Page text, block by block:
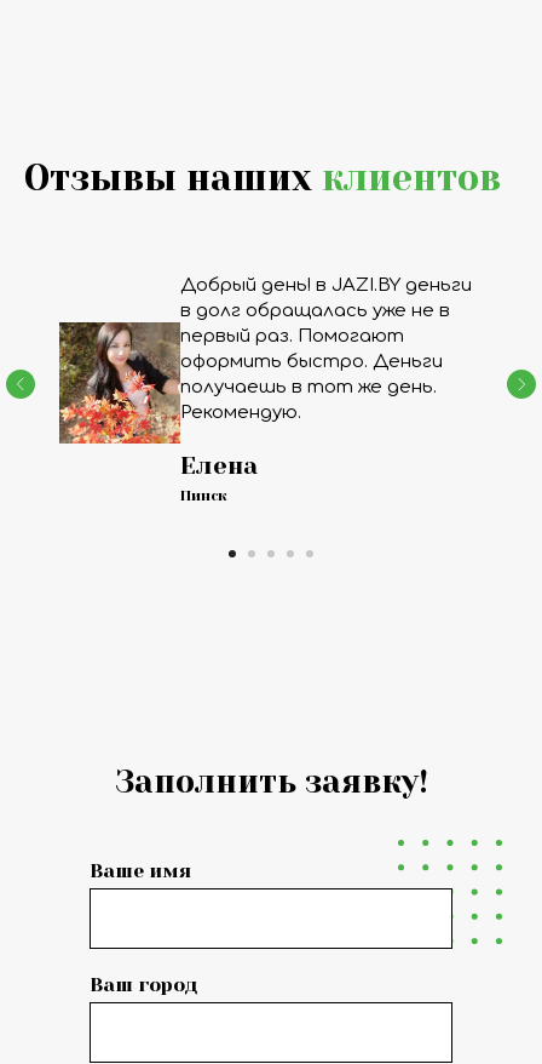
Отзывы наших клиентов
Добрый день! в JAZI.BY деньги
в долг обращалась уже не в
первый раз. Помогают
оформить быстро. Деньги
получаешь в тот же день.
Рекомендую.
Елена
Пинск
Ваше имя
Ваш город
Заполнить заявку!